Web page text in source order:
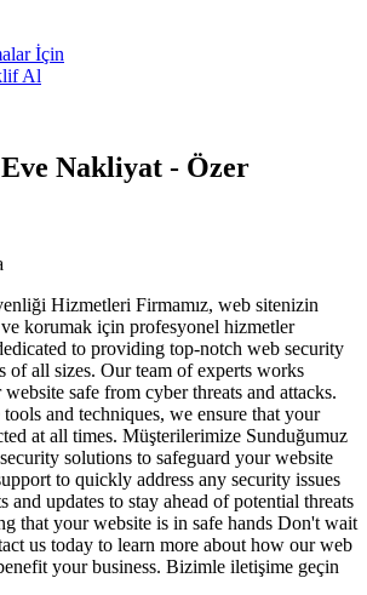
İçin
Al
Nakliyat - Özer
Hizmetleri Firmamız, web sitenizin
korumak için profesyonel hizmetler
to providing top-notch web security
of all sizes. Our team of experts works
safe from cyber threats and attacks.
and techniques, we ensure that your
at all times. Müşterilerimize Sunduğumuz
solutions to safeguard your website
to quickly address any security issues
and updates to stay ahead of potential threats
that your website is in safe hands Don't wait
us today to learn more about how our web
your business. Bizimle iletişime geçin